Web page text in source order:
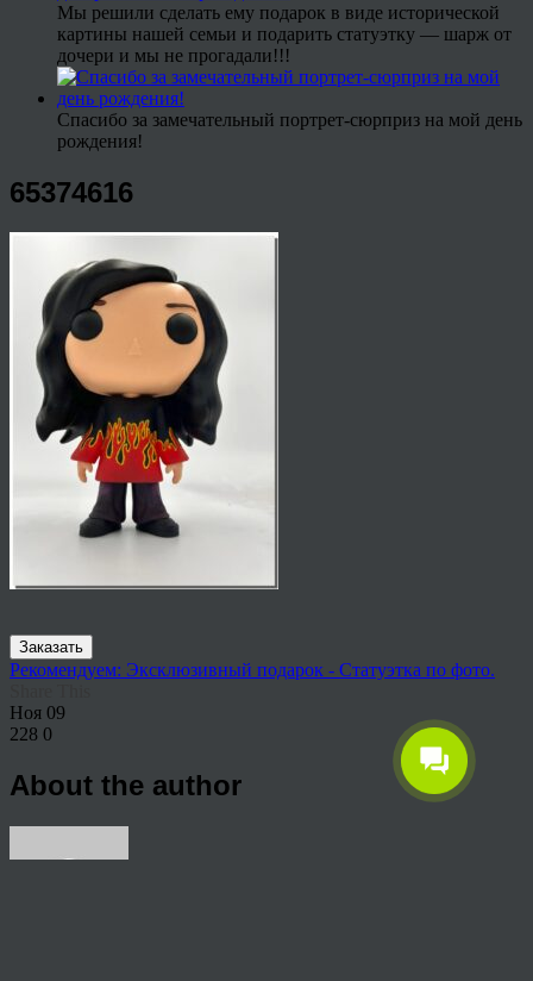
Мы решили сделать ему подарок в виде исторической
картины нашей семьи и подарить статуэтку — шарж от
дочери и мы не прогадали!!!
Спасибо за замечательный портрет-сюрприз на мой день
рождения!
65374616
Заказать
Рекомендуем: Эксклюзивный подарок - Статуэтка по фото.
Ноя 09
228 0
About the author